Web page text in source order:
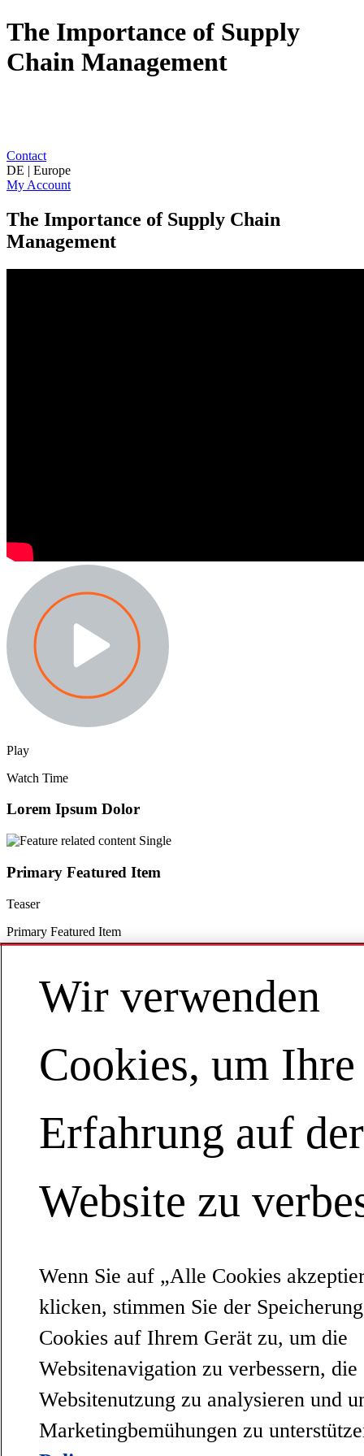
The Importance of Supply
Chain Management
Contact
DE | Europe
My Account
The Importance of Supply Chain
Management
Play
Watch Time
Lorem Ipsum Dolor
Primary Featured Item
Teaser
Primary Featured Item
Wir verwenden
Cookies, um Ihre
Erfahrung auf der
Website zu
Wenn Sie auf „Alle Cookies
klicken, stimmen Sie der
Cookies auf Ihrem Gerät zu, um die
Websitenavigation zu verbessern, die
Websitenutzung zu analysieren und
Marketingbemühungen zu